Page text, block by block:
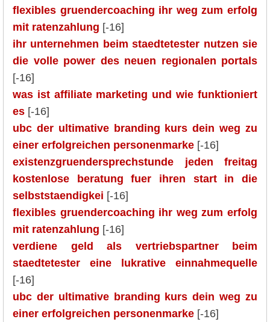
flexibles gruendercoaching ihr weg zum erfolg
mit ratenzahlung [-16]
ihr unternehmen beim staedtetester nutzen sie
die volle power des neuen regionalen portals
[-16]
was ist affiliate marketing und wie funktioniert
es [-16]
ubc der ultimative branding kurs dein weg zu
einer erfolgreichen personenmarke [-16]
existenzgruendersprechstunde jeden freitag
kostenlose beratung fuer ihren start in die
selbststaendigkei [-16]
flexibles gruendercoaching ihr weg zum erfolg
mit ratenzahlung [-16]
verdiene geld als vertriebspartner beim
staedtetester eine lukrative einnahmequelle
[-16]
ubc der ultimative branding kurs dein weg zu
einer erfolgreichen personenmarke [-16]